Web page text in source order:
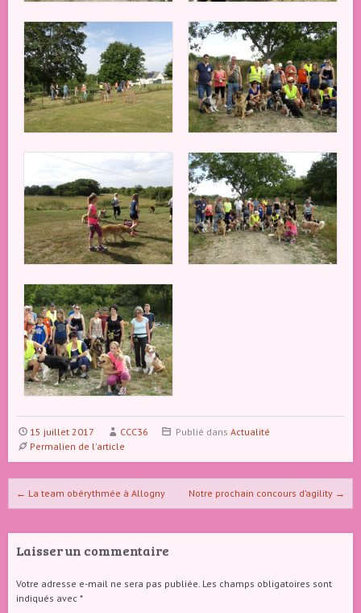
15 juillet 2017 CCC36 Publié dansActualité
Permalien de l'article
Naviguer dans les articles
← La team obérythmée à Allogny Notre prochain concours d’agility →
Laisser un commentaire
Votre adresse e-mail ne sera pas publiée. Les champs obligatoires sont
indiqués avec *